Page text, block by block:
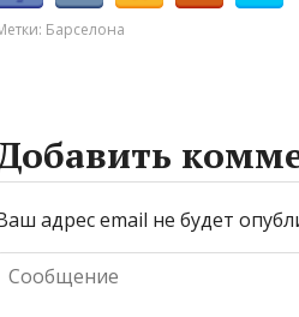
Барселона
адрес email не будет